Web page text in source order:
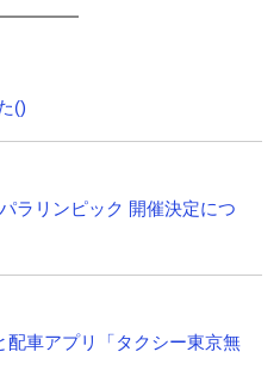
()
ラリンピック 開催決定につ
配車アプリ「タクシー東京無